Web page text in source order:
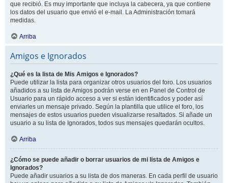
que recibió. Es muy importante que incluya la cabecera, ya que contiene
los datos del usuario que envió el e-mail. La Administración tomará
medidas.
Arriba
Amigos e Ignorados
¿Qué es la lista de Mis Amigos e Ignorados?
Puede utilizar la lista para organizar otros usuarios del foro. Los usuarios
añadidos a su lista de Amigos podrán verse en en Panel de Control de
Usuario para un rápido acceso a ver si están identificados y poder así
enviarles un mensaje privado. Según la plantilla que utilice el foro, los
mensajes de estos usuarios pueden visualizarse resaltados. Si añade un
usuario a su lista de Ignorados, todos sus mensajes quedarán ocultos.
Arriba
¿Cómo se puede añadir o borrar usuarios de mi lista de Amigos e
Ignorados?
Puede añadir usuarios a su lista de dos maneras. En cada perfil de usuario